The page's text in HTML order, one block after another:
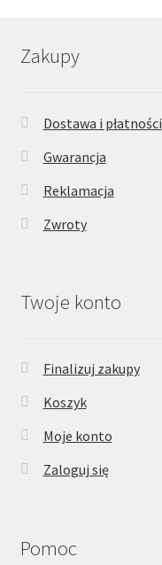
Zakupy
Dostawa i płatności
Gwarancja
Reklamacja
Zwroty
Twoje konto
Finalizuj zakupy
Koszyk
Moje konto
Zaloguj się
Pomoc